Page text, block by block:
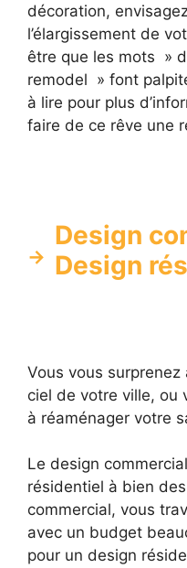
décoration,
l’élargissement de
être que les mots »
remodel » font
à lire pour plus
faire de ce rêve une
Design
Design
Vous vous
ciel de votre ville, ou
à réaménager votre
Le design
résidentiel à bien
commercial, vous
avec un budget
pour un design